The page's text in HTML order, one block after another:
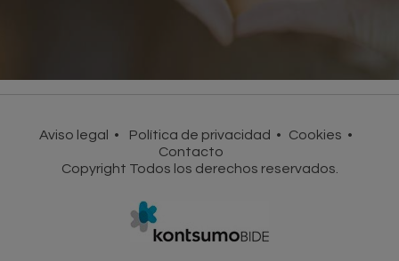
Aviso legal Política de privacidad
Cookies
Contacto
Copyright Todos los derechos reservados.